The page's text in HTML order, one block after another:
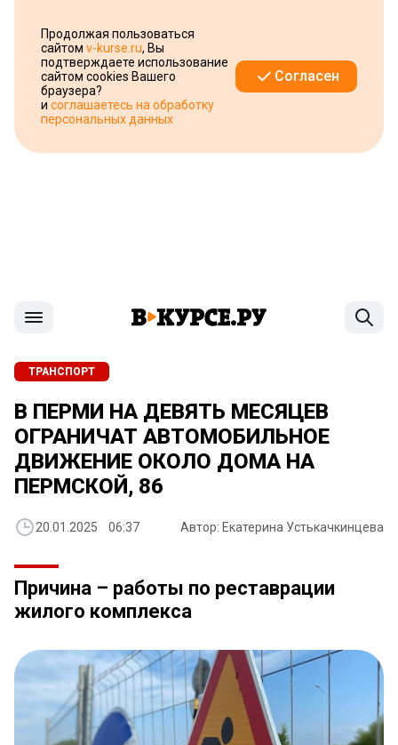
Продолжая пользоваться
сайтом v-kurse.ru, Вы
подтверждаете использование
сайтом cookies Вашего
браузера?
и соглашаетесь на обработку
персональных данных
Согласен
ТРАНСПОРТ
В ПЕРМИ НА ДЕВЯТЬ МЕСЯЦЕВ
ОГРАНИЧАТ АВТОМОБИЛЬНОЕ
ДВИЖЕНИЕ ОКОЛО ДОМА НА
ПЕРМСКОЙ, 86
20.01.2025 06:37 Автор: Екатерина Устькачкинцева
Причина – работы по реставрации
жилого комплекса